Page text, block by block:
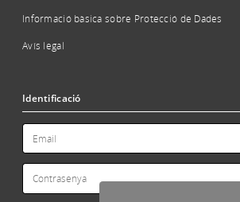
Informació bàsica sobre Protecció de Dades
Avís legal
Identificació